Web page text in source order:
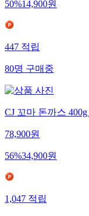
50%14,900원
447적립
80명구매중
CJ 꼬마 돈까스
78,900원
56%34,900원
1,047적립